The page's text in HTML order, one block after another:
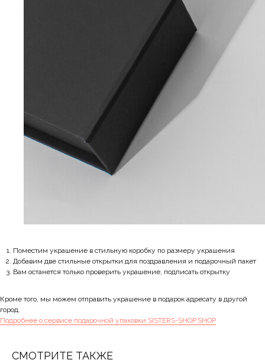
Поместим украшение в стильную коробку по размеру украшения
Добавим две стильные открытки для поздравления и подарочный пакет
Вам останется только проверить украшение, подписать открытку
Кроме того, мы можем отправить украшение в подарок адресату в другой
город.
Подробнее о сервисе подарочной упаковки SISTERS-SHOP.SHOP
СМОТРИТЕ ТАКЖЕ